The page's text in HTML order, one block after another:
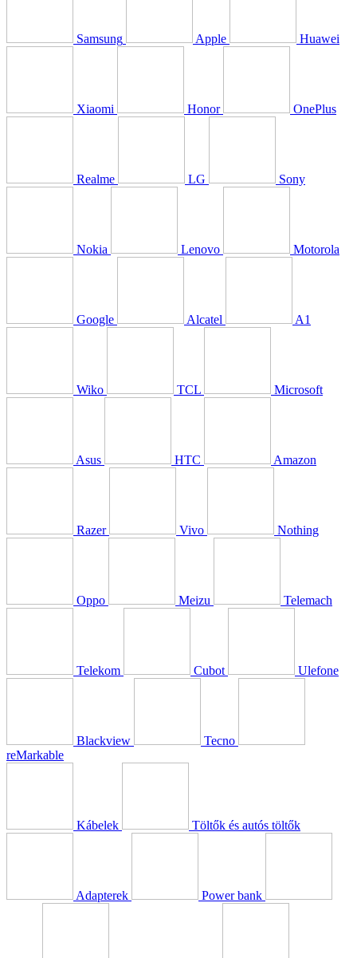
Samsung Apple Huawei
Xiaomi Honor OnePlus
Realme LG Sony
Nokia Lenovo Motorola
Google Alcatel A1
Wiko TCL Microsoft
Asus HTC Amazon
Razer Vivo Nothing
Oppo Meizu Telemach
Telekom Cubot Ulefone
Blackview
Tecno
reMarkable
Kábelek Töltők és autós töltők
Adapterek Power bank